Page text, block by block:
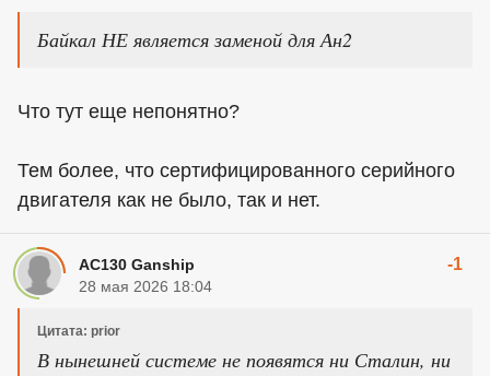
Байкал НЕ является заменой для Ан2
Что тут еще непонятно?
Тем более, что сертифицированного серийного
двигателя как не было, так и нет.
AC130 Ganship -1
28 мая 2026 18:04
Цитата: prior
В нынешней системе не появятся ни Сталин, ни